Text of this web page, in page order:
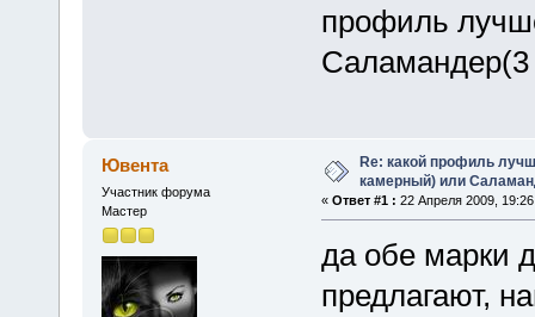
профиль
Ювента
Участник форума
Мастер
Re: какой профиль
камерный) или
« Ответ #1 : 22 Апреля 2009,
да обе марки
предлагают,